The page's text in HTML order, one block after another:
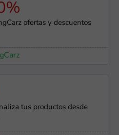
ofertas y descuentos
tus productos desde